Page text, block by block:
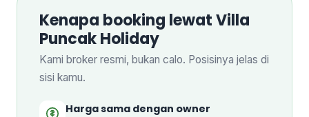
Kenapa booking lewat Villa
Puncak Holiday
Kami broker resmi, bukan calo. Posisinya jelas di
sisi kamu.
Harga sama dengan owner